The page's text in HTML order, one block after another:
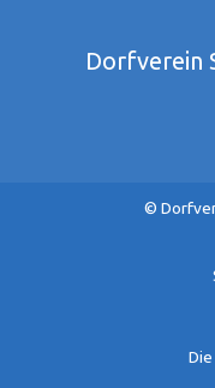
Dorfverein
©